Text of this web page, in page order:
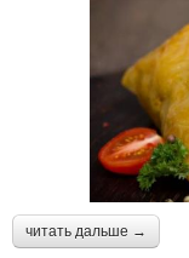
читать дальше →